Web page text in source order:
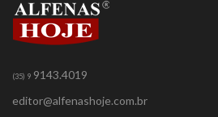
(35) 9 9143.4019
editor@alfenashoje.com.br